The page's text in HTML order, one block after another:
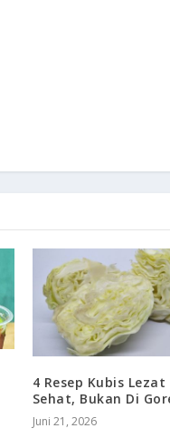
4 Resep Kubis Lezat
Sehat, Bukan Di
Juni 21, 2026